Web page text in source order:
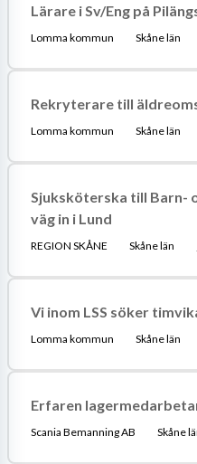
Lärare i Sv/Eng på
Lomma kommun Skåne län
Rekryterare till
Lomma kommun Skåne län
Sjuksköterska till Barn-
väg in i Lund
REGION SKÅNE Skåne län
Vi inom LSS söker
Lomma kommun Skåne län
Erfaren
Scania Bemanning AB Skåne